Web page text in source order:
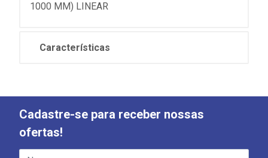
1000 MM) LINEAR
Características
Cadastre-se para receber nossas
ofertas!